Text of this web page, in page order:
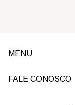
MENU
FALE CONOSCO